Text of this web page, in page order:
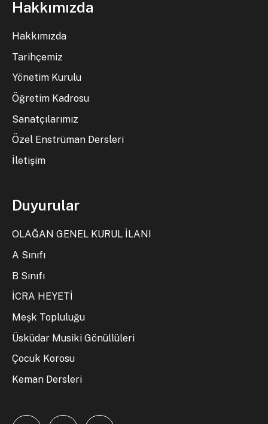
Hakkımızda
Hakkımızda
Tarihçemiz
Yönetim Kurulu
Öğretim Kadrosu
Sanatçılarımız
Özel Enstrüman Dersleri
İletişim
Duyurular
OLAĞAN GENEL KURUL İLANI
A Sınıfı
B Sınıfı
İCRA HEYETİ
Meşk Topluluğu
Üsküdar Musiki Gönüllüleri
Çocuk Korosu
Keman Dersleri